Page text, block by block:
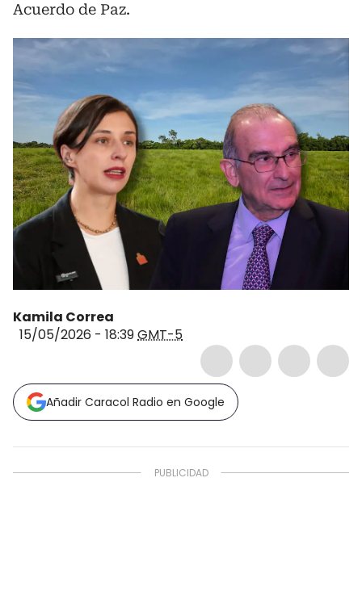
Acuerdo de Paz.
Kamila Correa
15/05/2026 - 18:39GMT-5
Añadir Caracol Radio en Google